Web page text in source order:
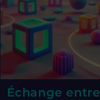
Échange entre